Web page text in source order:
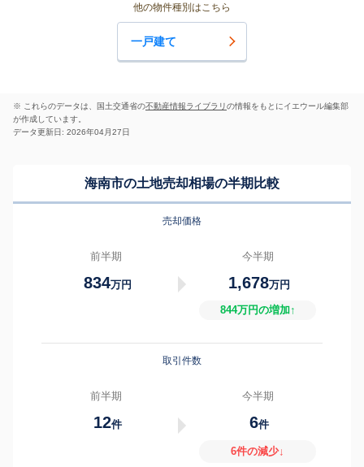
他の物件種別はこちら
一戸建て
※ これらのデータは、国土交通省の不動産情報ライブラリの情報をもとにイエウール編集部
が作成しています。
データ更新日: 2026年04月27日
海南市の土地売却相場の半期比較
売却価格
前半期
834万円
今半期
1,678万円
844万円の増加↑
取引件数
前半期
12件
今半期
6件
6件の減少↓